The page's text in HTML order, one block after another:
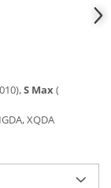
S Max(
XQDA